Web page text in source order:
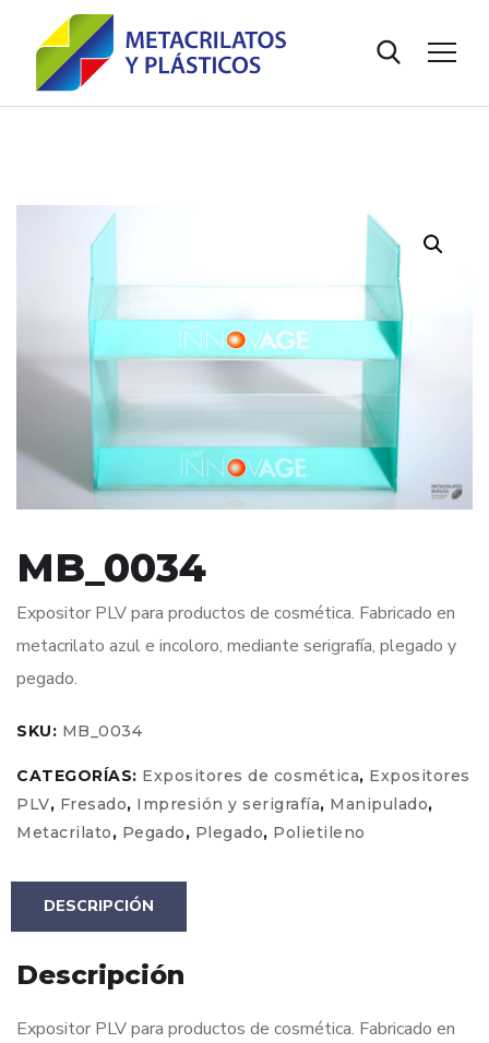
MB_0034
Expositor PLV para productos de cosmética. Fabricado en
metacrilato azul e incoloro, mediante serigrafía, plegado y
pegado.
SKU: MB_0034
CATEGORÍAS: Expositores de cosmética, Expositores
PLV, Fresado, Impresión y serigrafía, Manipulado,
Metacrilato, Pegado, Plegado, Polietileno
DESCRIPCIÓN
Descripción
Expositor PLV para productos de cosmética. Fabricado en